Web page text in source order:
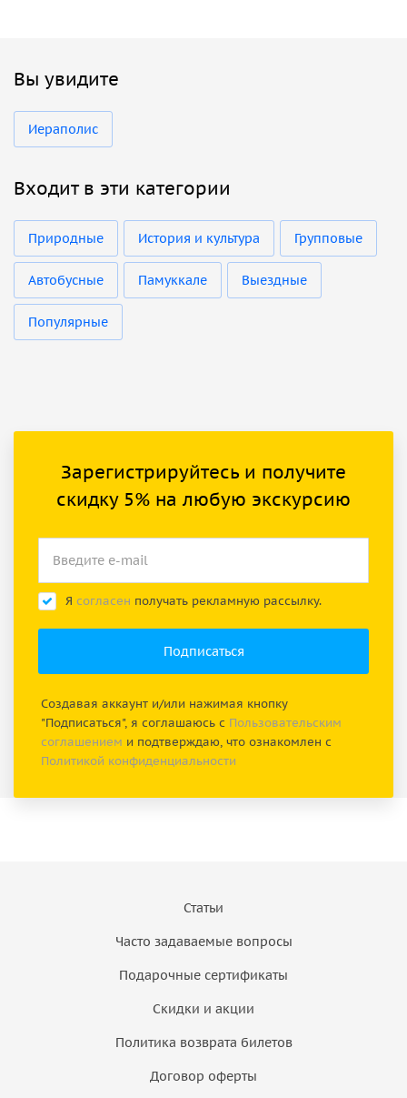
Вы увидите
Иераполис
Входит в эти категории
Природные История и культура Групповые
Автобусные Памуккале Выездные
Популярные
Зарегистрируйтесь и получите
скидку 5% на любую экскурсию
Я согласен получать рекламную рассылку.
Создавая аккаунт и/или нажимая кнопку
"Подписаться", я соглашаюсь с Пользовательским
соглашением и подтверждаю, что ознакомлен с
Политикой конфиденциальности
Статьи
Часто задаваемые вопросы
Подарочные сертификаты
Скидки и акции
Политика возврата билетов
Договор оферты